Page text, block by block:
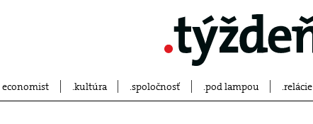
economist kultúra spoločnosť pod lampou relácie